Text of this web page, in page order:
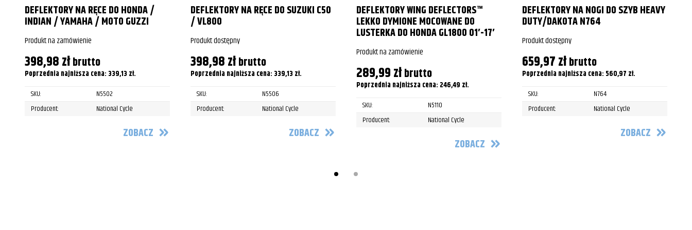
Suzuki
C109R/RT Boulevard
2011
Suzuki
C109R/RT Boulevard
2012
Suzuki
2008
Suzuki
2009
Suzuki
DEFLEKTORY NA RĘCE DO HONDA /
INDIAN / YAMAHA / MOTO GUZZI
Produkt na zamówienie
398,98złbrutto
Poprzednia najniższa cena: 339,13 zł.
SKU:
N5502
Producent:
National Cycle
ZOBACZ
DEFLEKTORY NA RĘCE DO SUZUKI C50
/ VL800
Produkt dostępny
398,98złbrutto
Poprzednia najniższa cena: 339,13 zł.
SKU:
N5506
Producent:
National Cycle
ZOBACZ
DEFLEKTORY WING DEFLECTORS™
LEKKO DYMIONE MOCOWANE DO
LUSTERKA DO HONDA GL1800 01′-17′
Produkt na zamówienie
289,99złbrutto
Poprzednia najniższa cena: 246,49 zł.
SKU:
N5110
Producent:
National Cycle
ZOBACZ
DEFLEKTORY NA NOGI DO SZYB HEAVY
DUTY/DAKOTA N764
Produkt dostępny
659,97złbrutto
Poprzednia najniższa cena: 560,97 zł.
SKU:
N764
Producent:
National Cycle
ZOBACZ